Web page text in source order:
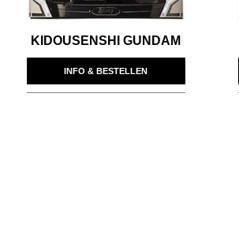
KIDOUSENSHI GUNDAM
INFO & BESTELLEN